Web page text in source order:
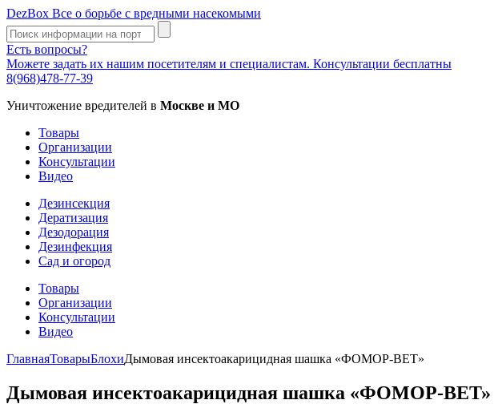
DezBox Все о борьбе с вредными насекомыми
Есть вопросы?
Можете задать их нашим посетителям и специалистам. Консультации бесплатны
8(968)478-77-39
Уничтожение вредителей в Москве и МО
Товары
Организации
Консультации
Видео
Дезинсекция
Дератизация
Дезодорация
Дезинфекция
Сад и огород
Товары
Организации
Консультации
Видео
ГлавнаяТоварыБлохиДымовая инсектоакарицидная шашка «ФОМОР-ВЕТ»
Дымовая инсектоакарицидная шашка «ФОМОР-ВЕТ»